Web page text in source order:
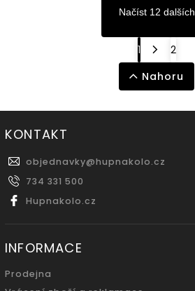
Načíst 12 dalších
1
2
Nahoru
KONTAKT
objednavky@hupnakolo.cz
734 331 500
Hupnakolo.cz
INFORMACE
Prodejna